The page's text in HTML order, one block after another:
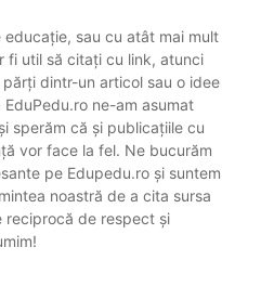
sau cu atât mai mult
fi util să citați cu link, atunci
dintr-un articol sau o idee
ne-am asumat
sperăm că și publicațiile cu
vor face la fel. Ne bucurăm
pe Edupedu.ro și suntem
noastră de a cita sursa
reciprocă de respect și